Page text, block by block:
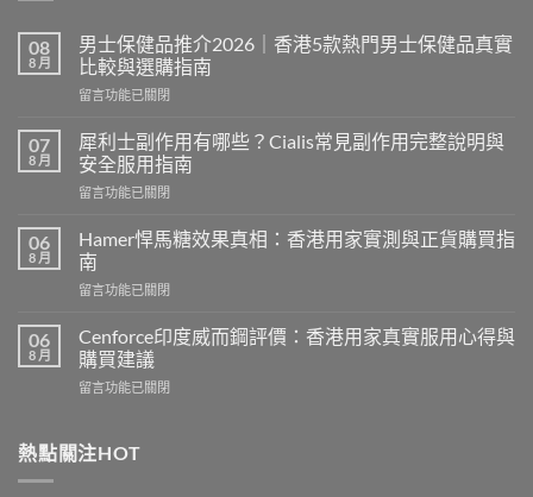
08
8 月
男士保健品推介2026｜香港5款熱門男士保健品真實
比較與選購指南
在
士
保
健
品
介
2026
｜
香
5
款
門
保
留言功能已關閉
07
8 月
犀利士副作用有哪些？Cialis常見副作用完整說明與
安全服用指南
在
利
士
副
作
有
哪
些？
Cialis
副
留言功能已關閉
06
8 月
Hamer悍馬糖效果真相：香港用家實測與正貨購買指
南
在
悍
馬
糖
效
相：
留言功能已關閉
06
8 月
Cenforce印度威而鋼評價：香港用家真實服用心得與
購買建議
在
度
威
留言功能已關閉
熱點關注HOT